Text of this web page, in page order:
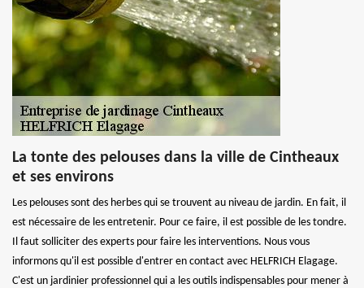
La tonte des pelouses dans la ville de Cintheaux
et ses environs
Les pelouses sont des herbes qui se trouvent au niveau de jardin. En fait, il
est nécessaire de les entretenir. Pour ce faire, il est possible de les tondre.
Il faut solliciter des experts pour faire les interventions. Nous vous
informons qu'il est possible d'entrer en contact avec HELFRICH Elagage.
C'est un jardinier professionnel qui a les outils indispensables pour mener à